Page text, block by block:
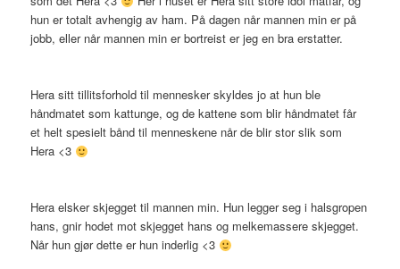
hun er totalt avhengig av ham. På dagen når mannen min er på
jobb, eller når mannen min er bortreist er jeg en bra erstatter.
Hera sitt tillitsforhold til mennesker skyldes jo at hun ble
håndmatet som kattunge, og de kattene som blir håndmatet får
et helt spesielt bånd til menneskene når de blir stor slik som
Hera <3
Hera elsker skjegget til mannen min. Hun legger seg i halsgropen
hans, gnir hodet mot skjegget hans og melkemassere skjegget.
Når hun gjør dette er hun inderlig <3